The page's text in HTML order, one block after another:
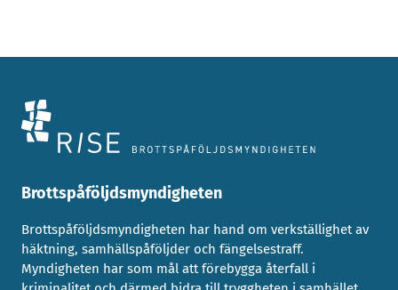
Brottspåföljdsmyndigheten
Brottspåföljdsmyndigheten har hand om verkställighet av
häktning, samhällspåföljder och fängelsestraff.
Myndigheten har som mål att förebygga återfall i